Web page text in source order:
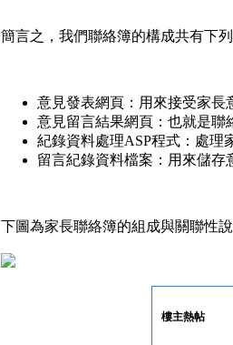
簡言之，我們聯絡簿的構成共有下列
意見發表網頁：用來接受家長
意見留言結果網頁：也就是聯
紀錄資料處理ASP程式：處理
留言紀錄資料檔案：用來儲存
下圖為家長聯絡簿的組成與關聯性說
樓主熱帖